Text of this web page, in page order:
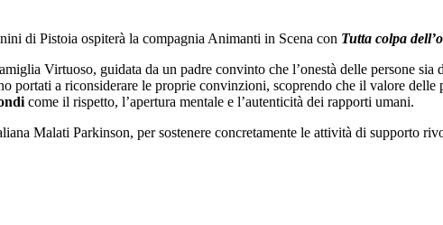
di Pistoia ospiterà la compagnia Animanti in Scena con Tutta colpa
Virtuoso, guidata da un padre convinto che l’onestà delle persone
portati a riconsiderare le proprie convinzioni, scoprendo che il valore delle
come il rispetto, l’apertura mentale e l’autenticità dei rapporti umani.
Malati Parkinson, per sostenere concretamente le attività di supporto